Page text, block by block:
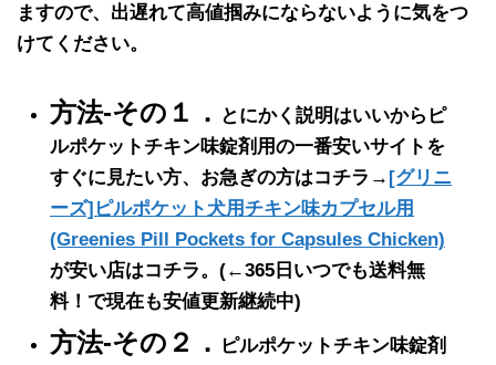
ますので、出遅れて高値掴みにならないように気をつ
けてください。
方法-その１．
とにかく説明はいいからピ
ルポケットチキン味錠剤用の一番安いサイトを
すぐに見たい方、お急ぎの方はコチラ→ [グリニ
ーズ]ピルポケット犬用チキン味カプセル用
(Greenies Pill Pockets for Capsules Chicken)
が安い店はコチラ。 (←365日いつでも送料無
料！で現在も安値更新継続中)
方法-その２．
ピルポケットチキン味錠剤